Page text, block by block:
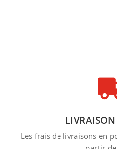
LIVRAISON
Les frais de livraisons en